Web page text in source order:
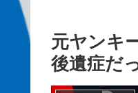
元ヤンキ
後遺症だ